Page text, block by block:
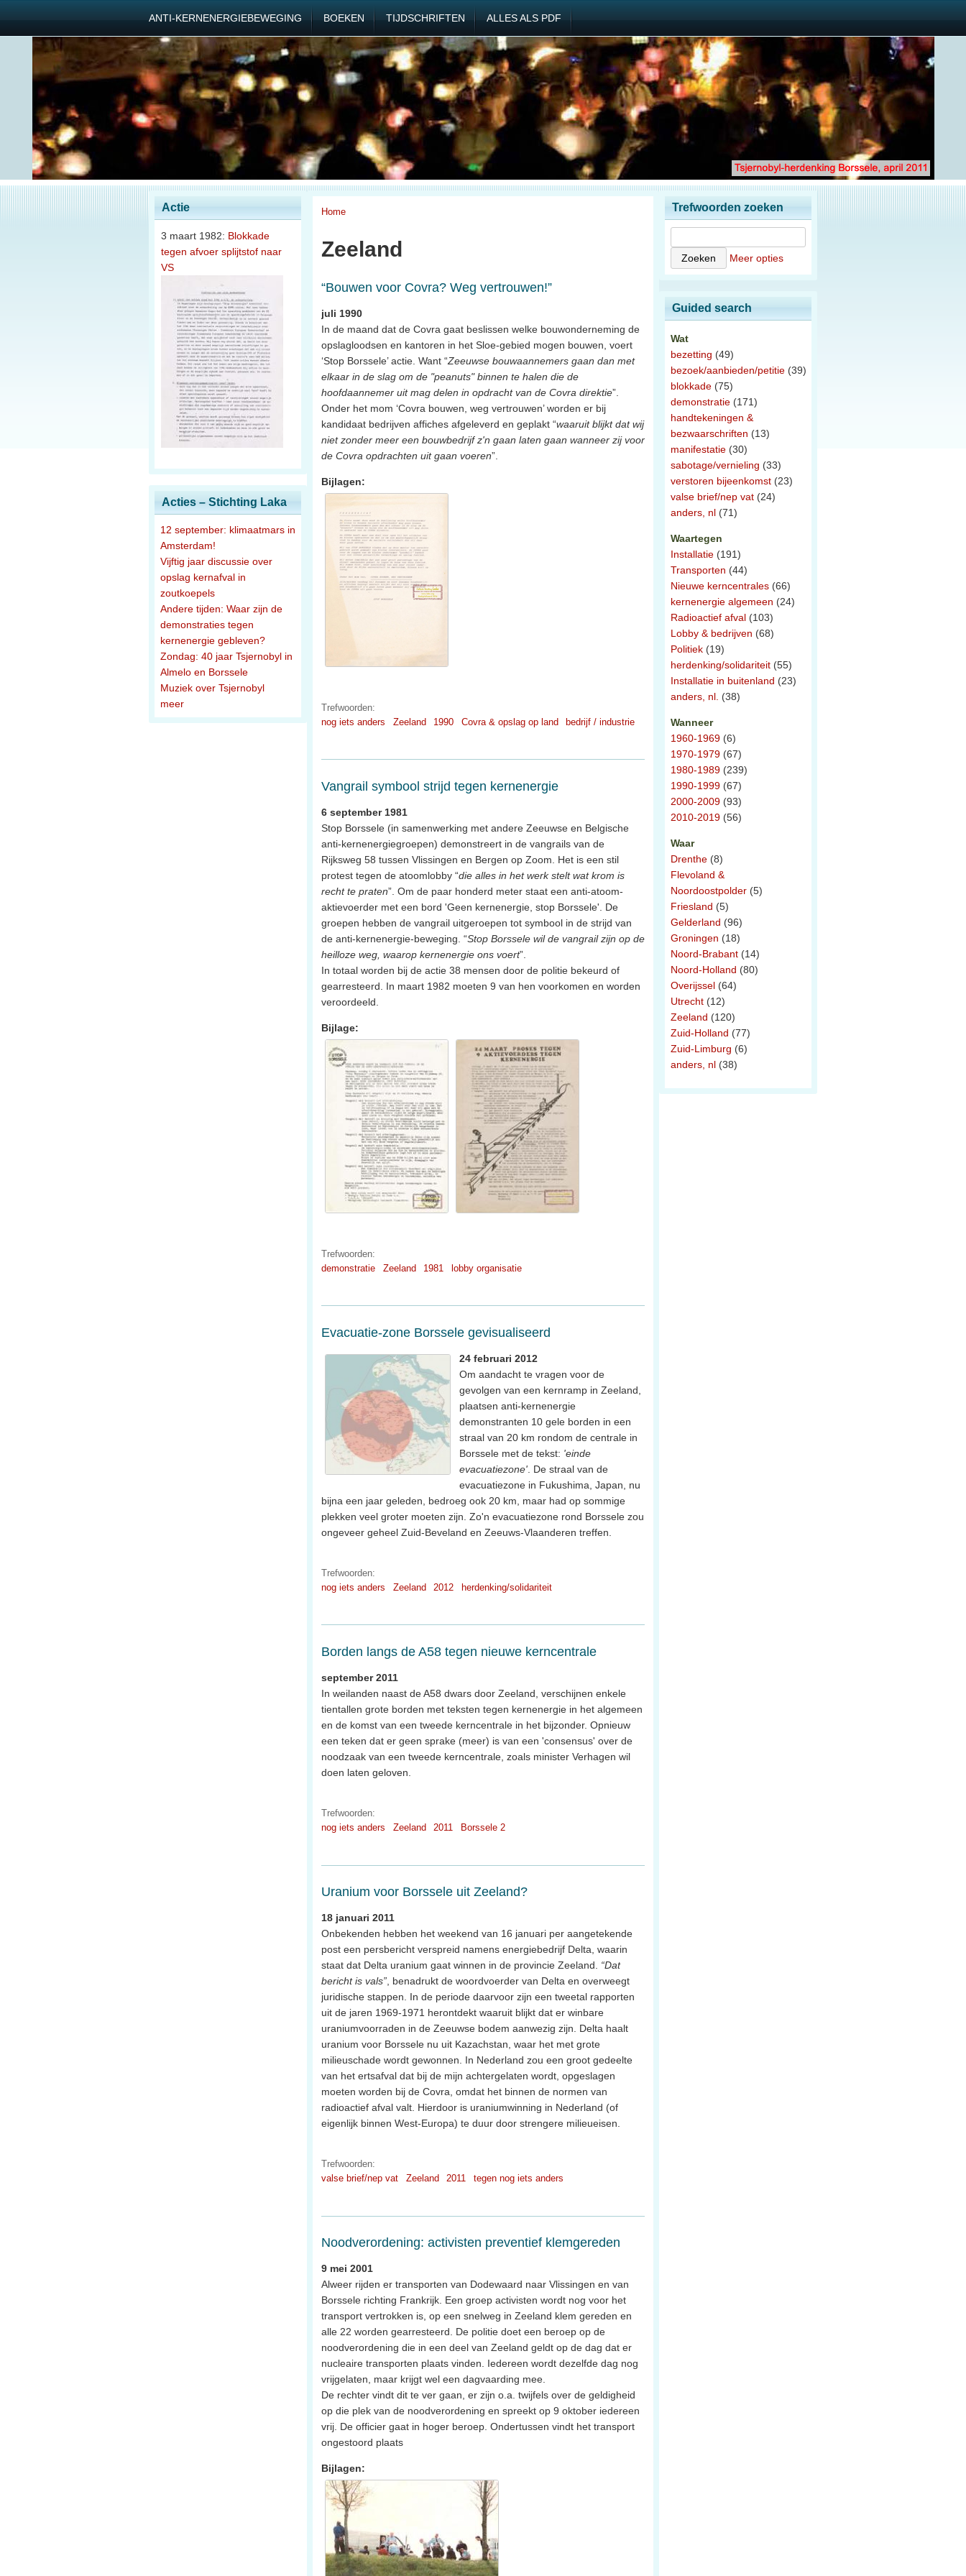
ANTI-KERNENERGIEBEWEGING BOEKEN TIJDSCHRIFTEN ALLES ALS PDF
Actie
3 maart 1982: Blokkade
tegen afvoer splijtstof naar
VS
Acties – Stichting Laka
12 september: klimaatmars in
Amsterdam!
Vijftig jaar discussie over
opslag kernafval in
zoutkoepels
Andere tijden: Waar zijn de
demonstraties tegen
kernenergie gebleven?
Zondag: 40 jaar Tsjernobyl in
Almelo en Borssele
Muziek over Tsjernobyl
meer
Home
Zeeland
“Bouwen voor Covra? Weg vertrouwen!”
juli 1990
In de maand dat de Covra gaat beslissen welke bouwonderneming de
opslagloodsen en kantoren in het Sloe-gebied mogen bouwen, voert
‘Stop Borssele’ actie. Want “Zeeuwse bouwaannemers gaan dan met
elkaar in de slag om de "peanuts" binnen te halen die de
hoofdaannemer uit mag delen in opdracht van de Covra direktie”.
Onder het mom ‘Covra bouwen, weg vertrouwen’ worden er bij
kandidaat bedrijven affiches afgeleverd en geplakt “waaruit blijkt dat wij
niet zonder meer een bouwbedrijf z'n gaan laten gaan wanneer zij voor
de Covra opdrachten uit gaan voeren”.
Bijlagen:
Trefwoorden:
nog iets anders
Zeeland 1990 Covra & opslag op land bedrijf / industrie
Vangrail symbool strijd tegen kernenergie
6 september 1981
Stop Borssele (in samenwerking met andere Zeeuwse en Belgische
anti-kernenergiegroepen) demonstreert in de vangrails van de
Rijksweg 58 tussen Vlissingen en Bergen op Zoom. Het is een stil
protest tegen de atoomlobby “die alles in het werk stelt wat krom is
recht te praten”. Om de paar honderd meter staat een anti-atoom-
aktievoerder met een bord 'Geen kernenergie, stop Borssele'. De
groepen hebben de vangrail uitgeroepen tot symbool in de strijd van
de anti-kernenergie-beweging. “Stop Borssele wil de vangrail zijn op de
heilloze weg, waarop kernenergie ons voert”.
In totaal worden bij de actie 38 mensen door de politie bekeurd of
gearresteerd. In maart 1982 moeten 9 van hen voorkomen en worden
veroordeeld.
Bijlage:
Trefwoorden:
demonstratie
Zeeland 1981 lobby organisatie
Evacuatie-zone Borssele gevisualiseerd
24 februari 2012
Om aandacht te vragen voor de
gevolgen van een kernramp in Zeeland,
plaatsen anti-kernenergie
demonstranten 10 gele borden in een
straal van 20 km rondom de centrale in
Borssele met de tekst: 'einde
evacuatiezone' . De straal van de
evacuatiezone in Fukushima, Japan, nu
bijna een jaar geleden, bedroeg ook 20 km, maar had op sommige
plekken veel groter moeten zijn. Zo'n evacuatiezone rond Borssele zou
ongeveer geheel Zuid-Beveland en Zeeuws-Vlaanderen treffen.
Trefwoorden:
nog iets anders
Zeeland 2012 herdenking/solidariteit
Borden langs de A58 tegen nieuwe kerncentrale
september 2011
In weilanden naast de A58 dwars door Zeeland, verschijnen enkele
tientallen grote borden met teksten tegen kernenergie in het algemeen
en de komst van een tweede kerncentrale in het bijzonder. Opnieuw
een teken dat er geen sprake (meer) is van een 'consensus' over de
noodzaak van een tweede kerncentrale, zoals minister Verhagen wil
doen laten geloven.
Trefwoorden:
nog iets anders
Zeeland 2011 Borssele 2
Uranium voor Borssele uit Zeeland?
18 januari 2011
Onbekenden hebben het weekend van 16 januari per aangetekende
post een persbericht verspreid namens energiebedrijf Delta, waarin
staat dat Delta uranium gaat winnen in de provincie Zeeland. “Dat
bericht is vals”, benadrukt de woordvoerder van Delta en overweegt
juridische stappen. In de periode daarvoor zijn een tweetal rapporten
uit de jaren 1969-1971 herontdekt waaruit blijkt dat er winbare
uraniumvoorraden in de Zeeuwse bodem aanwezig zijn. Delta haalt
uranium voor Borssele nu uit Kazachstan, waar het met grote
milieuschade wordt gewonnen. In Nederland zou een groot gedeelte
van het ertsafval dat bij de mijn achtergelaten wordt, opgeslagen
moeten worden bij de Covra, omdat het binnen de normen van
radioactief afval valt. Hierdoor is uraniumwinning in Nederland (of
eigenlijk binnen West-Europa) te duur door strengere milieueisen.
Trefwoorden:
valse brief/nep vat
Zeeland 2011 tegen nog iets anders
Noodverordening: activisten preventief klemgereden
9 mei 2001
Alweer rijden er transporten van Dodewaard naar Vlissingen en van
Borssele richting Frankrijk. Een groep activisten wordt nog voor het
transport vertrokken is, op een snelweg in Zeeland klem gereden en
alle 22 worden gearresteerd. De politie doet een beroep op de
noodverordening die in een deel van Zeeland geldt op de dag dat er
nucleaire transporten plaats vinden. Iedereen wordt dezelfde dag nog
vrijgelaten, maar krijgt wel een dagvaarding mee.
De rechter vindt dit te ver gaan, er zijn o.a. twijfels over de geldigheid
op die plek van de noodverordening en spreekt op 9 oktober iedereen
vrij. De officier gaat in hoger beroep. Ondertussen vindt het transport
ongestoord plaats
Bijlagen:
Trefwoorden zoeken
Meer opties
Guided search
Wat
bezetting (49)
bezoek/aanbieden/petitie (39)
blokkade (75)
demonstratie (171)
handtekeningen &
bezwaarschriften (13)
manifestatie (30)
sabotage/vernieling (33)
verstoren bijeenkomst (23)
valse brief/nep vat (24)
anders, nl (71)
Waartegen
Installatie (191)
Transporten (44)
Nieuwe kerncentrales (66)
kernenergie algemeen (24)
Radioactief afval (103)
Lobby & bedrijven (68)
Politiek (19)
herdenking/solidariteit (55)
Installatie in buitenland (23)
anders, nl. (38)
Wanneer
1960-1969 (6)
1970-1979 (67)
1980-1989 (239)
1990-1999 (67)
2000-2009 (93)
2010-2019 (56)
Waar
Drenthe (8)
Flevoland &
Noordoostpolder (5)
Friesland (5)
Gelderland (96)
Groningen (18)
Noord-Brabant (14)
Noord-Holland (80)
Overijssel (64)
Utrecht (12)
Zeeland (120)
Zuid-Holland (77)
Zuid-Limburg (6)
anders, nl (38)